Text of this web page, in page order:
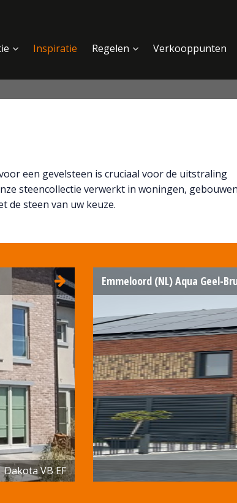
Inspiratie Regelen Verkooppunten
een gevelsteen is cruciaal voor de uitstraling
steencollectie verwerkt in woningen, gebouwen
de steen van uw keuze.
Dakota VB EF
Emmeloord (NL) Aqua Geel-